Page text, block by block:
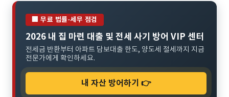
🏢 무료 법률·세무 점검
2026 내 집 마련 대출 및 전세 사기 방어 VIP 센터
전세금 반환부터 아파트 담보대출 한도, 양도세 절세까지 지금
전문가에게 확인하세요.
내 자산 방어하기 👉